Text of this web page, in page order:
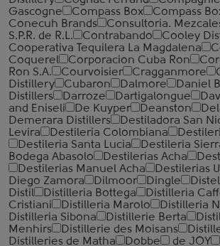
Gascogne
Compass Box
Compass
Conecuh Brands
Consultoria.
S.P.R. de R.L.
Contrabando
Cooley
Cooperativa Tequilera La Magdalena
Coquerel
Corporacion Cuba Ron
Ron S.A.
Courvoisier Cragganmore
Distillery
Cubaron Dalmore Daniel
Distillers
Darroze Dartigalongue
and Eniseli
De Kuyper Deanston
Demerara Distillers
Destiladora San
Levira
Destileria Colombiana
Destileria Santa Lucia
Destileria
Bodega Abasolo
Destilerias Acha
Destilerias Manuel Acha
Destilerias
Diego Zamora
Dilmoor Dingle
Distil
Distilleria Bottega Distilleria
Cristiani
Distilleria Marolo
Distilleria
Distilleria Sibona
Distillerie Berta
Menhirs
Distillerie des Moisans
Distilleries de Matha
Dobbe de JOY